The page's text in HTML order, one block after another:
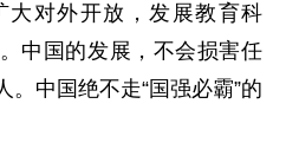
大对外开放，发展教育科
中国的发展，不会损害任
中国绝不走“国强必霸”的